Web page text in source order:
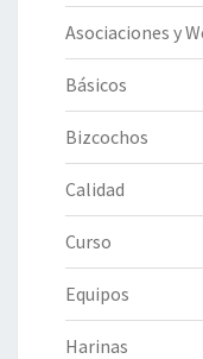
Asociaciones y
Básicos
Bizcochos
Calidad
Curso
Equipos
Harinas